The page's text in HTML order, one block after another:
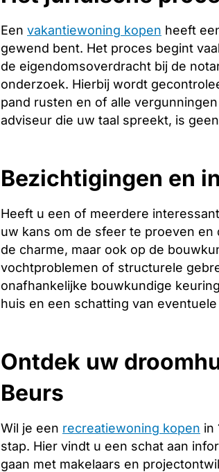
Een vakantiewoning kopen heeft
gewend bent. Het proces begint
de eigendomsoverdracht bij de
onderzoek. Hierbij wordt
pand rusten en of alle
adviseur die uw taal spreekt, is
Bezichtigingen en
Heeft u een of meerdere
uw kans om de sfeer te proeven
de charme, maar ook op de
vochtproblemen of structurele
onafhankelijke bouwkundige
huis en een schatting van
Ontdek uw
Beurs
Wil je een recreatiewoning kopen in
stap. Hier vindt u een schat aan
gaan met makelaars en